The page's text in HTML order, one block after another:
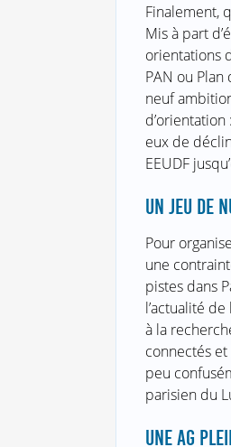
Finalement,
Mis à part
orientations
PAN ou
neuf
eux de
EEUDF
UN JEU DE
Pour
une
pistes dans
l’actualité
à la
connectés
peu
parisien du
UNE AG